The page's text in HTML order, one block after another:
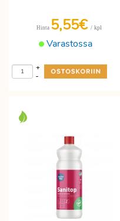
Varastossa
Hinta 5,55€ / kpl
-
+